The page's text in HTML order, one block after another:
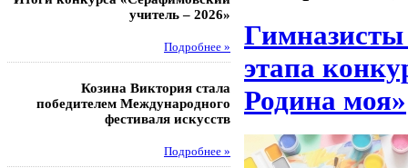
учитель – 2026»
Подробнее »
Козина Виктория стала
победителем Международного
фестиваля искусств
Подробнее »
Музафаров Пётр стал
турнира
Гимназисты
этапа
Родина моя»